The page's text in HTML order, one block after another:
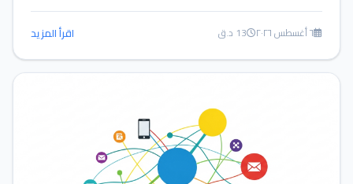
٦ أغسطس ٢٠٢٦ 13 د.ق اقرأ المزيد